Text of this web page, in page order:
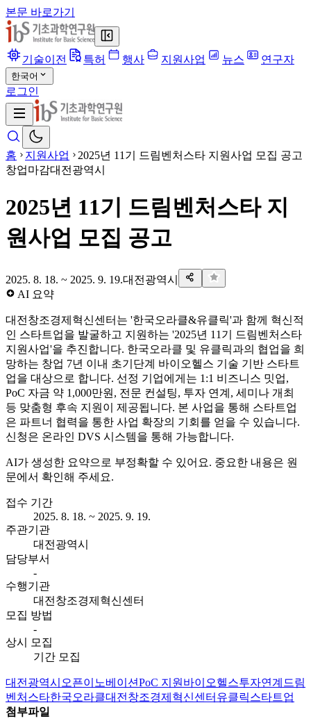
본문 바로가기
기술이전 특허 행사 지원사업 뉴스 연구자
한국어
로그인
홈 지원사업
2025년 11기 드림벤처스타 지원사업 모집 공고
창업마감대전광역시
2025년 11기 드림벤처스타 지
원사업 모집 공고
2025. 8. 18. ~ 2025. 9. 19.대전광역시
AI 요약
대전창조경제혁신센터는 '한국오라클&유클릭'과 함께 혁신적
인 스타트업을 발굴하고 지원하는 '2025년 11기 드림벤처스타
지원사업'을 추진합니다. 한국오라클 및 유클릭과의 협업을 희
망하는 창업 7년 이내 초기단계 바이오헬스 기술 기반 스타트
업을 대상으로 합니다. 선정 기업에게는 1:1 비즈니스 밋업,
PoC 자금 약 1,000만원, 전문 컨설팅, 투자 연계, 세미나 개최
등 맞춤형 후속 지원이 제공됩니다. 본 사업을 통해 스타트업
은 파트너 협력을 통한 사업 확장의 기회를 얻을 수 있습니다.
신청은 온라인 DVS 시스템을 통해 가능합니다.
AI가 생성한 요약으로 부정확할 수 있어요. 중요한 내용은 원
문에서 확인해 주세요.
접수 기간
2025. 8. 18. ~ 2025. 9. 19.
주관기관
대전광역시
담당부서
-
수행기관
대전창조경제혁신센터
모집 방법
-
상시 모집
기간 모집
대전광역시 오픈이노베이션PoC 지원 바이오헬스투자연계 드림
벤처스타한국오라클대전창조경제혁신센터 유클릭스타트업
첨부파일